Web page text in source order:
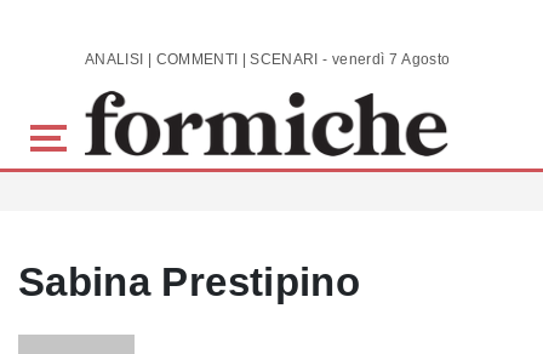
Skip to main content ANALISI | COMMENTI | SCENARI - venerdì 7 Agosto 2026
Sabina Prestipino